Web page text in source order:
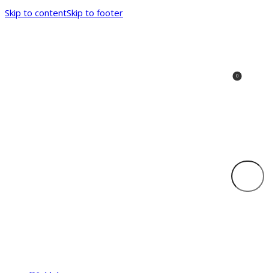
Skip to contentSkip to footer
0